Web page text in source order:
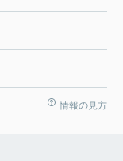
情報の見方